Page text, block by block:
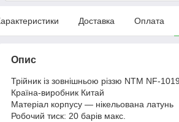
Доставка Оплата
Опис
Трійник із зовнішньою різзю NTM NF-
Країна-виробник Китай
Матеріал корпусу — нікельована латунь
Робочий тиск: 20 барів макс.